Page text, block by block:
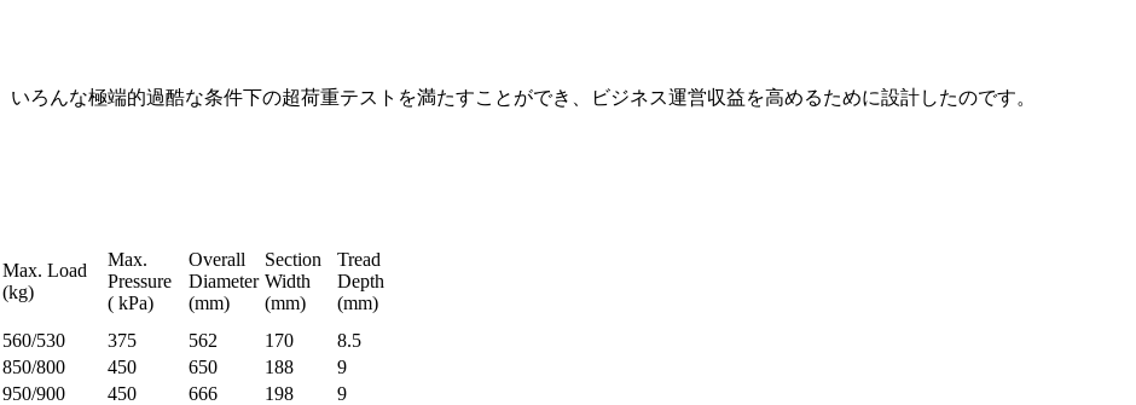
ろんな極端的過酷な条件下の超荷重テストを満たすことができ、ビジネス運営収益を高めるために設計したのです。
Max. Load
(kg)
Max.
Pressure
( kPa)
Overall
Diameter
(mm)
Section
Width
(mm)
Tread
Depth
(mm)
560/530 375 562 170
8.5
850/800 450 650 188
9
950/900 450 666 198 9